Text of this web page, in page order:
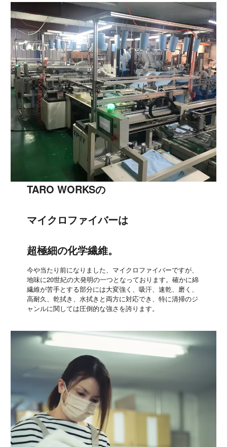
TARO WORKSの
マイクロファイバーは
超極細の化学繊維。
今や当たり前になりました、マイクロファイバーですが、
地味に20世紀の大発明の一つとなっております。確かに綿
繊維が苦手とする部分には大変強く、吸汗、速乾、磨く、
高耐久、乾拭き、水拭きと両方に対応でき、特に清掃のジ
ャンルに関しては圧倒的な強さを誇ります。